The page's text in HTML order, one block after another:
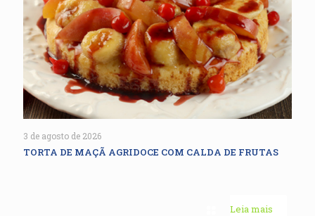
3 de agosto de 2026
TORTA DE MAÇÃ AGRIDOCE COM CALDA DE FRUTAS
Leia mais